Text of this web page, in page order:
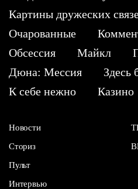
Картины дружеских
Очарованные
Обсессия
Майкл
Дюна: Мессия
К себе нежно
Казино
Новости
Сториз
Пульт
Интервью